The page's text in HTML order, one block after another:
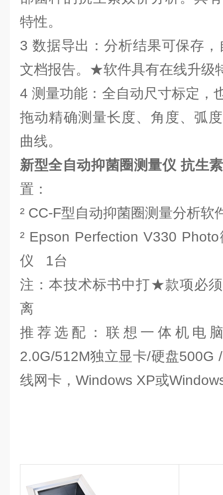
特性。
3 数据导出：分析结果可保存
文档报告。★软件具有在线升级
4 测量功能：全自动尺寸标定，
拖动精确测量长度、角度、弧
曲线。
新型全自动抑菌圈测量仪 抗生
置：
² CC-F型自动抑菌圈测量分析
² Epson Perfection V330
仪 1台
注：本技术标书中打★款项必
离
推荐选配：联想一体机电
2.0G/512M独立显卡/硬盘500G
线网卡，Windows XP或